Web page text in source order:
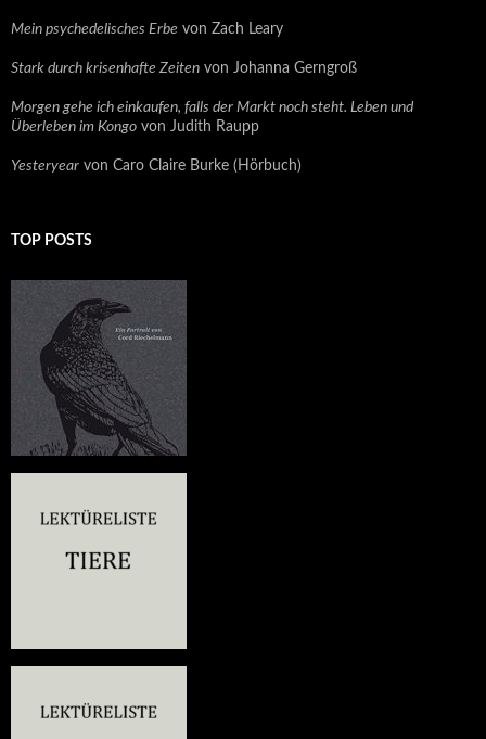
Mein psychedelisches Erbe von Zach Leary
Stark durch krisenhafte Zeiten von Johanna Gerngroß
Morgen gehe ich einkaufen, falls der Markt noch steht. Leben und
Überleben im Kongo von Judith Raupp
Yesteryear von Caro Claire Burke (Hörbuch)
TOP POSTS